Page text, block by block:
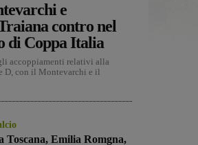
e
contro nel
di Coppa Italia
accoppiamenti relativi alla
D, con il Montevarchi e il
Toscana, Emilia Romgna,